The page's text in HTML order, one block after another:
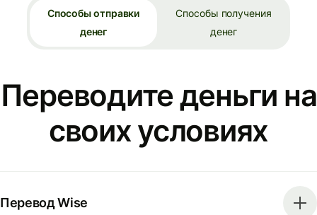
Способы отправки
денег
Способы получения
денег
Переводите деньги на
своих условиях
Перевод Wise